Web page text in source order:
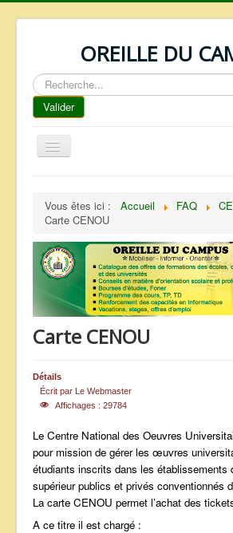
OREILLE DU
Rechercher
Valider
Basculer
la
REPERTOIRE
QUI SOMMES NOUS ?
NOS SERVICES
FAQ
CONTACTS
TELECHARGEMENTS
ANNONCES
Vous êtes ici : Accueil FAQ
Carte CENOU
Carte CENOU
Détails
Écrit par Le Webmaster
Affichages : 29784
Le Centre National des Oeuvres
pour mission de gérer les œuvres
étudiants inscrits dans les établissements
supérieur publics et privés conventionnés
La carte CENOU permet l’achat des
A ce titre il est chargé :